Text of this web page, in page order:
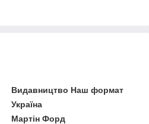
Видавництво Наш формат
Україна
Мартін Форд